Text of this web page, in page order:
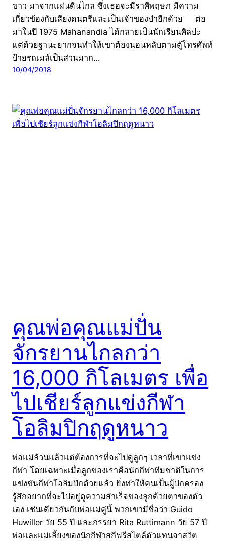
ขาว มาจากแผ่นดินไกล ซึ่งเธอจะมีราศีพฤษภ มีความ
เกี่ยวข้องกับเสียงดนตรีและเป็นเจ้าของป่าอีกด้วย ต่อ
มาในปี 1975 Mahanandia ได้กลายเป็นนักเรียนศิลปะ
แต่ด้วยฐานะยากจนทำให้เขาต้องนอนหลับตามตู้โทรศัพท์
ป้ายรถเมล์เป็นส่วนมาก…
10/04/2018
คุณพ่อคุณแม่ปั่น
จักรยานไกลกว่า
16,000 กิโลเมตร เพื่อ
ไปเชียร์ลูกแข่งกีฬา
โอลิมปิกฤดูหนาว
พ่อแม่ล้วนแล้วแต่ต้องการที่จะไปดูลูกๆ เวลาที่เขาแข่ง
กีฬา โดยเฉพาะเมื่อลูกของเราคือนักกีฬาทีมชาติในการ
แข่งขันกีฬาโอลิมปิกด้วยแล้ว ยิ่งทำให้คนเป็นผู้ปกครอง
รู้สึกอยากที่จะไปอยู่ดูความสำเร็จของลูกด้วยตาของตัว
เอง เช่นเดียวกันกับพ่อแม่คู่นี้ พวกเขามีชื่อว่า Guido
Huwiller วัย 55 ปี และภรรยา Rita Ruttimann วัย 57 ปี
พ่อและแม่เลี้ยงของนักกีฬาสกีฟรีสไตล์ตัวแทนจาสวิต